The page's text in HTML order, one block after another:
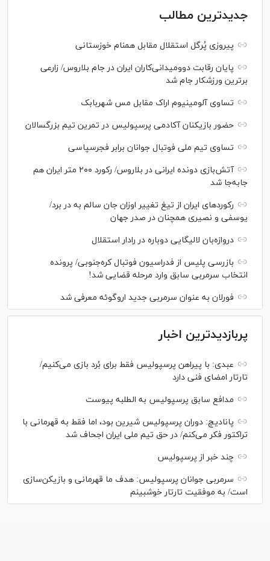
جدیدترین مطالب
پیروزی پُرگل استقلال مقابل همنام خوزستانی
پایان رقابت دوومیدانی‌کاران ایران در جام بلاروس/ زارعی
برترین ورزشکار جام شد
تساوی آلومینیوم اراک مقابل مس شهربابک
حضور بازیکنان آکادمی پرسپولیس در تمرین تیم بزرگسالان
تساوی تیم ملی فوتبال جوانان برابر فجرسپاسی
آتش‌بازی دونده ایرانی در بلاروس/ رکورد ۲۰۰ متر ایران هم
جابه‌جا شد
رکورد‌های ایران از تیغ تغییر اوزان جان سالم به در برد/
یوسفی و نصیری همچنان در صدر جهان
دروازه‌بان لالیگایی دوباره در رادار استقلال
بازرسی پلیس از فدراسیون فوتبال کره‌جنوبی/ پرونده
انتخاب سرمربی سابق وارد مرحله قضایی شد!
فورلان به عنوان سرمربی جدید اروگوئه معرفی شد
پربازدیدترین اخبار
عبدی: با پیراهن پرسپولیس فقط برای بُرد بازی می‌کنیم/
تارتار امضای فنی دارد
مدافع سابق پرسپولیس به الطلبه پیوست
پانادیچ: دوران پرسپولیس شیرین بود، اما فقط به قهرمانی با
تراکتور فکر می‌کنم/ در حق تیم ملی ایران اجحاف شد
چند خبر از پرسپولیس
سرمربی جوانان پرسپولیس: هدف ما قهرمانی و بازیکن‌سازی
است/ به موفقیت تارتار خوشبینم